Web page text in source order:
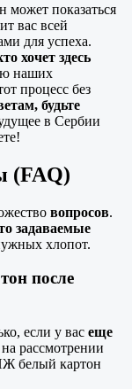
показаться
вас всей
для успеха.
хочет здесь
наших
процесс без
будьте
в Сербии
(FAQ)
вопросов.
задаваемые
хлопот.
после
если у вас еще
рассмотрении
белый картон